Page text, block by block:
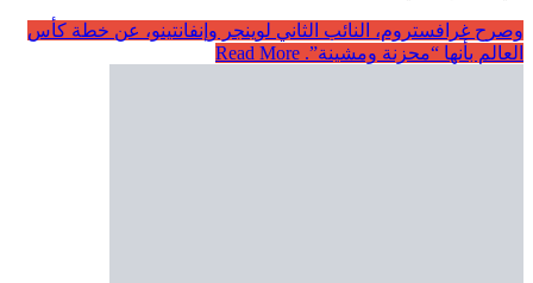
وصرح غرافستروم، النائب الثاني لوينجر وإنفانتينو، عن خطة كأس
العالم بأنها “محزنة ومشينة”.